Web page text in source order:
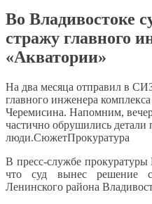
Во Владивостоке
стражу главного
«Акватории»
На два месяца отправил в
главного инженера
Черемисина. Напомним,
частично обрушились детали
люди.СюжетПрокуратура
В пресс-службе
что суд вынес решение
Ленинского района